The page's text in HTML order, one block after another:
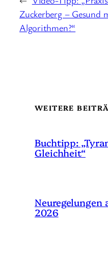
Zuckerberg – Gesund
Algorithmen?“
WEITERE
Buchtipp:
Gleichheit“
Neuregelungen
2026